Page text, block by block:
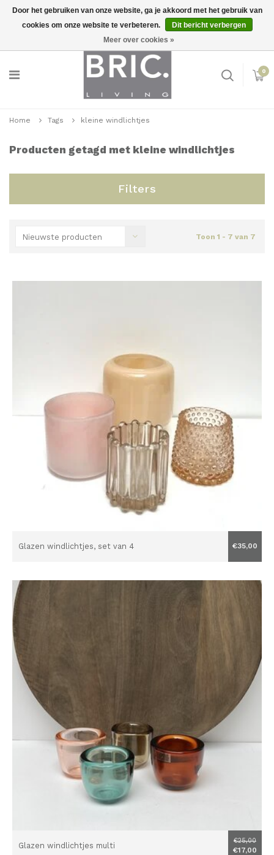
Inloggen
0
Home Tags kleine windlichtjes
Producten getagd met kleine windlichtjes
Filters
Nieuwste producten Toon 1 - 7 van 7
Glazen windlichtjes, set van 4 €35,00
Glazen windlichtjes multi
€25,00
€17,00
Door het gebruiken van onze website, ga je akkoord met het gebruik van
cookies om onze website te verbeteren.
Dit bericht verbergen
Meer over cookies »